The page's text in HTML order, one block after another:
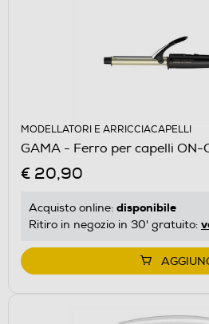
MODELLATORI E ARRICCIACAPELLI
GAMA - Ferro per capelli ON-
€ 20,90
Acquisto online: disponibile
Ritiro in negozio in 30' gratuito: